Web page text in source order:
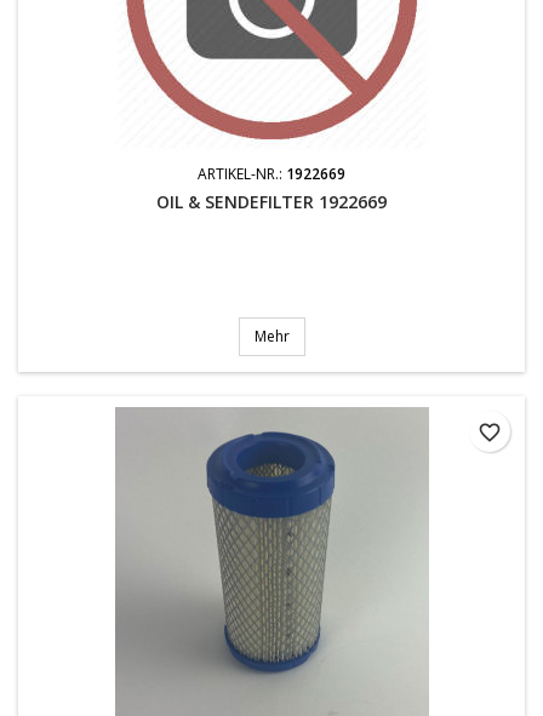
ARTIKEL-NR.: 1922669
OIL & SENDEFILTER 1922669
Mehr
favorite_border